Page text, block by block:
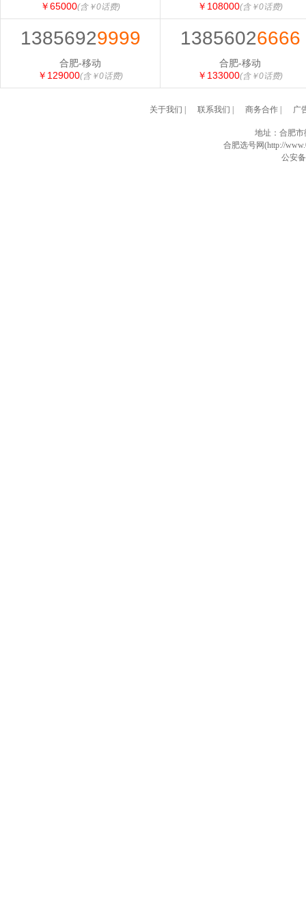
￥65000(含￥0话费)
￥108000(含￥0话费)
13856929999
合肥-移动
￥129000(含￥0话费)
13856026666
合肥-移动
￥133000(含￥0话费)
关于我们 联系我们 商务合作| 广
地址：合肥市
合肥选号网(http://
公安